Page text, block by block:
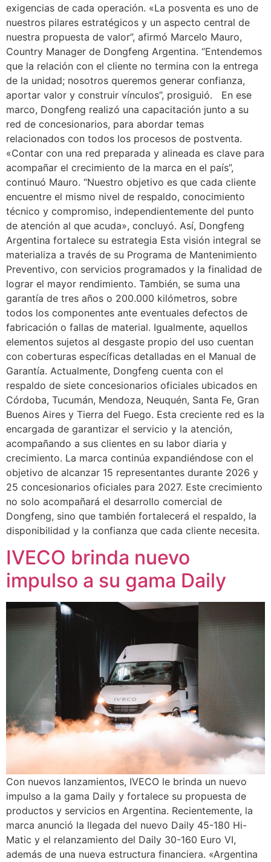
exigencias de cada operación. «La posventa es uno de
nuestros pilares estratégicos y un aspecto central de
nuestra propuesta de valor”, afirmó Marcelo Mauro,
Country Manager de Dongfeng Argentina. “Entendemos
que la relación con el cliente no termina con la entrega
de la unidad; nosotros queremos generar confianza,
aportar valor y construir vínculos”, prosiguió. En ese
marco, Dongfeng realizó una capacitación junto a su
red de concesionarios, para abordar temas
relacionados con todos los procesos de postventa.
«Contar con una red preparada y alineada es clave para
acompañar el crecimiento de la marca en el país”,
continuó Mauro. “Nuestro objetivo es que cada cliente
encuentre el mismo nivel de respaldo, conocimiento
técnico y compromiso, independientemente del punto
de atención al que acuda», concluyó. Así, Dongfeng
Argentina fortalece su estrategia Esta visión integral se
materializa a través de su Programa de Mantenimiento
Preventivo, con servicios programados y la finalidad de
lograr el mayor rendimiento. También, se suma una
garantía de tres años o 200.000 kilómetros, sobre
todos los componentes ante eventuales defectos de
fabricación o fallas de material. Igualmente, aquellos
elementos sujetos al desgaste propio del uso cuentan
con coberturas específicas detalladas en el Manual de
Garantía. Actualmente, Dongfeng cuenta con el
respaldo de siete concesionarios oficiales ubicados en
Córdoba, Tucumán, Mendoza, Neuquén, Santa Fe, Gran
Buenos Aires y Tierra del Fuego. Esta creciente red es la
encargada de garantizar el servicio y la atención,
acompañando a sus clientes en su labor diaria y
crecimiento. La marca continúa expandiéndose con el
objetivo de alcanzar 15 representantes durante 2026 y
25 concesionarios oficiales para 2027. Este crecimiento
no solo acompañará el desarrollo comercial de
Dongfeng, sino que también fortalecerá el respaldo, la
disponibilidad y la confianza que cada cliente necesita.
IVECO brinda nuevo
impulso a su gama Daily
Con nuevos lanzamientos, IVECO le brinda un nuevo
impulso a la gama Daily y fortalece su propuesta de
productos y servicios en Argentina. Recientemente, la
marca anunció la llegada del nuevo Daily 45-180 Hi-
Matic y el relanzamiento del Daily 30-160 Euro VI,
además de una nueva estructura financiera. «Argentina